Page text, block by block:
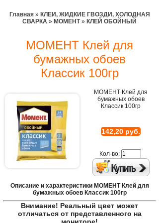
Главная» КЛЕИ, ЖИДКИЕ ГВОЗДИ, ХОЛОДНАЯ
СВАРКА » МОМЕНТ» КЛЕЙ ОБОЙНЫЙ
МОМЕНТ Клей для
бумажных обоев
Классик 100гр
МОМЕНТ Клей для
бумажных обоев
Классик 100гр
142,20 руб.
Кол-во:
Описание и характеристики МОМЕНТ Клей для
бумажных обоев Классик 100гр
Внимание! Реальный цвет может
отличаться от представленного на